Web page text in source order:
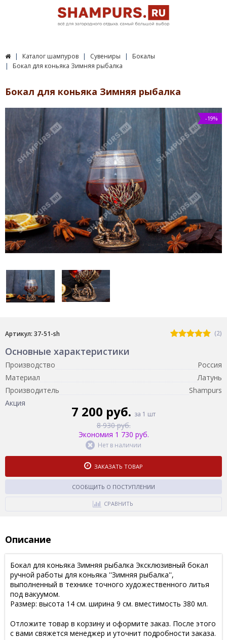
Каталог шампуров Сувениры
Бокалы
Бокал для коньяка Зимняя рыбалка
Бокал для коньяка Зимняя рыбалка
-19%
Артикул: 37-51-sh (2)
Основные характеристики
Производство
Россия
Материал
Латунь
Производитель
Shampurs
Акция
7 200 руб. за 1 шт
8 930 руб.
Экономия 1 730 руб.
Нет в наличии
ЗАКАЗАТЬ ТОВАР
СООБЩИТЬ О ПОСТУПЛЕНИИ
СРАВНИТЬ
Описание
Бокал для коньяка Зимняя рыбалка Эксклюзивный бокал
ручной работы для коньяка ''Зимняя рыбалка'',
выполненный в технике точного художественного литья
под вакуумом.
Размер: высота 14 см. ширина 9 см. вместимость 380 мл.
Отложите товар в корзину и оформите заказ. После этого
с вами свяжется менеджер и уточнит подробности заказа.